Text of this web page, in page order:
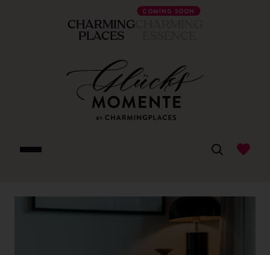
CHARMING
PLACES
COMING SOON